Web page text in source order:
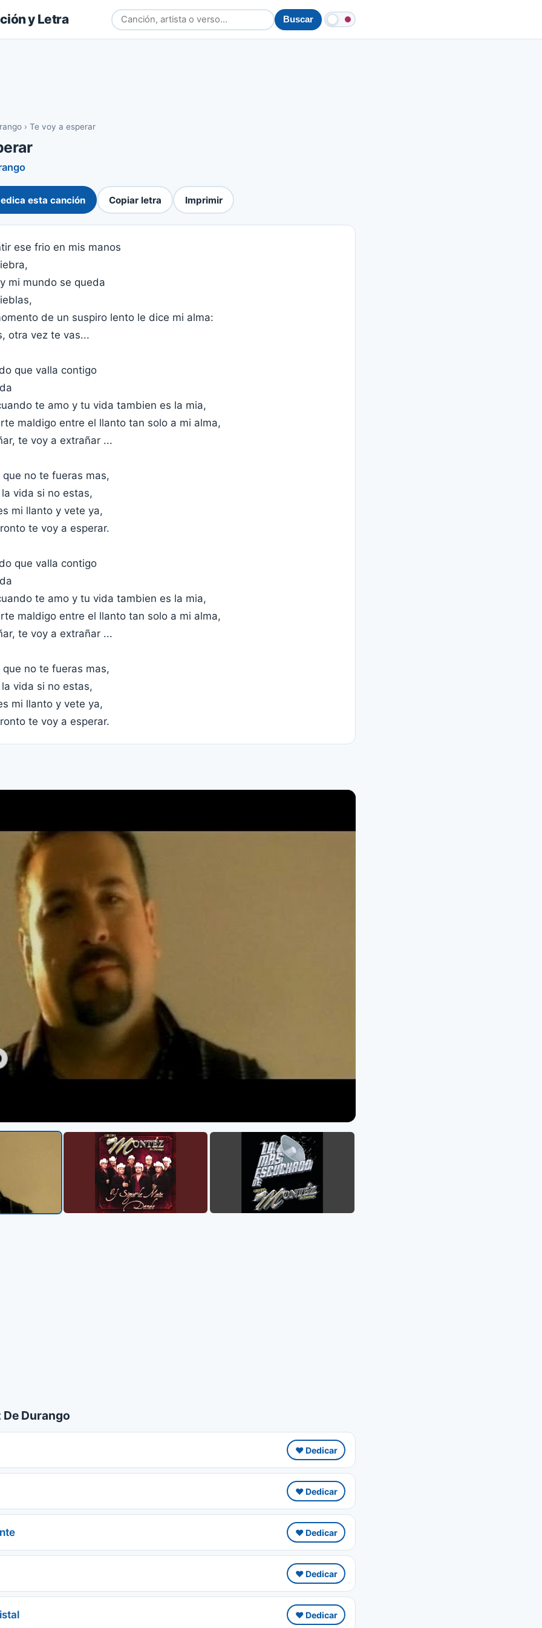
y Letra Buscar
› Te voy a esperar
esta canción Copiar letra Imprimir
ese frio en mis manos
mi mundo se queda
de un suspiro lento le dice mi alma:
otra vez te vas...
que valla contigo
te amo y tu vida tambien es la mia,
maldigo entre el llanto tan solo a mi alma,
te voy a extrañar ...
no te fueras mas,
vida si no estas,
mi llanto y vete ya,
te voy a esperar.
que valla contigo
te amo y tu vida tambien es la mia,
maldigo entre el llanto tan solo a mi alma,
te voy a extrañar ...
no te fueras mas,
vida si no estas,
mi llanto y vete ya,
te voy a esperar.
Durango
❤️ Dedicar
❤️ Dedicar
❤️ Dedicar
❤️ Dedicar
❤️ Dedicar